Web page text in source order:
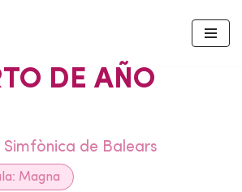
DE AÑO
de Balears
Magna